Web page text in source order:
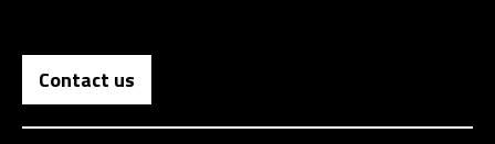
Contact us